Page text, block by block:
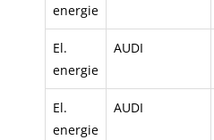
energie
El.
energie
AUDI
El.
energie
AUDI